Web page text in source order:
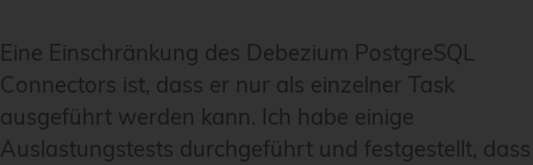
Eine Einschränkung des Debezium PostgreSQL
Connectors ist, dass er nur als einzelner Task
ausgeführt werden kann. Ich habe einige
Auslastungstests durchgeführt und festgestellt, dass